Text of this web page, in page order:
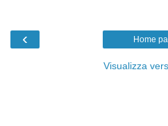
‹ Home
Visualizza